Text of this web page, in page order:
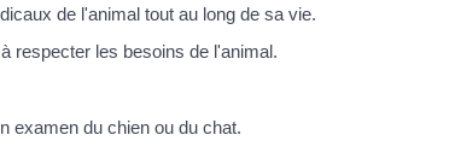
de l'animal tout au long de sa vie.
respecter les besoins de l'animal.
examen du chien ou du chat.